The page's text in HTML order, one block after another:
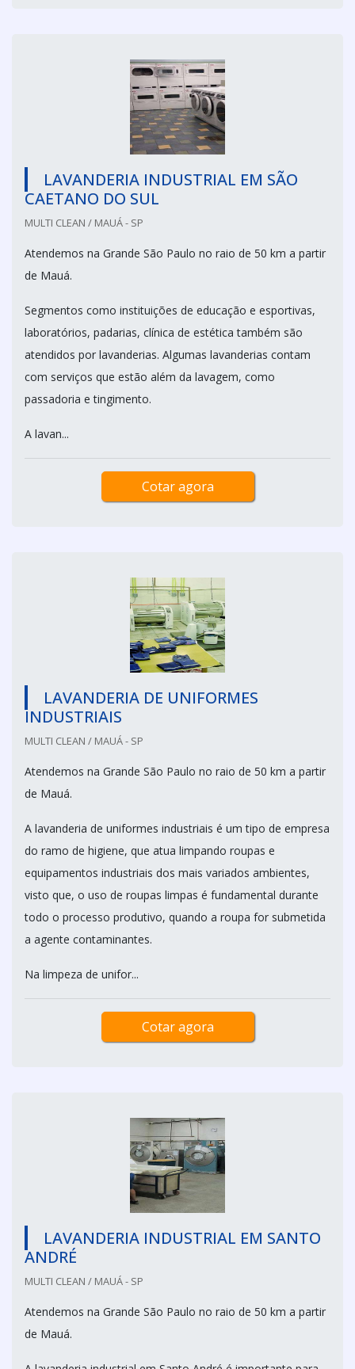
LAVANDERIA INDUSTRIAL EM SÃO
CAETANO DO SUL
MULTI CLEAN / MAUÁ - SP
Atendemos na Grande São Paulo no raio de 50 km a partir
de Mauá.
Segmentos como instituições de educação e esportivas,
laboratórios, padarias, clínica de estética também são
atendidos por lavanderias. Algumas lavanderias contam
com serviços que estão além da lavagem, como
passadoria e tingimento.
A lavan...
Cotar agora
LAVANDERIA DE UNIFORMES
INDUSTRIAIS
MULTI CLEAN / MAUÁ - SP
Atendemos na Grande São Paulo no raio de 50 km a partir
de Mauá.
A lavanderia de uniformes industriais é um tipo de empresa
do ramo de higiene, que atua limpando roupas e
equipamentos industriais dos mais variados ambientes,
visto que, o uso de roupas limpas é fundamental durante
todo o processo produtivo, quando a roupa for submetida
a agente contaminantes.
Na limpeza de unifor...
Cotar agora
LAVANDERIA INDUSTRIAL EM SANTO
ANDRÉ
MULTI CLEAN / MAUÁ - SP
Atendemos na Grande São Paulo no raio de 50 km a partir
de Mauá.